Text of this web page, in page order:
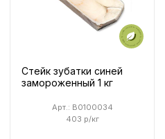
Стейк зубатки синей
замороженный 1 кг
403 р/кг
Арт.: B0100034